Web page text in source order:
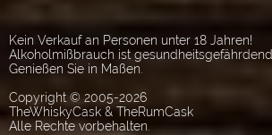
Kein Verkauf an Personen unter 18 Jahren!
Alkoholmißbrauch ist gesundheitsgefährdend.
Genießen Sie in Maßen.
Copyright © 2005-2026
TheWhiskyCask & TheRumCask
Alle Rechte vorbehalten.